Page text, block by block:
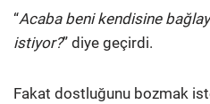
“Acaba beni kendisine
istiyor?” diye geçirdi.
Fakat dostluğunu bozmak